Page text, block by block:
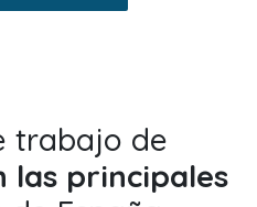
trabajo de
las principales